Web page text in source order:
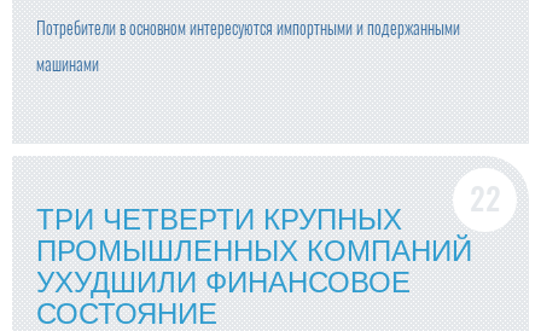
Потребители в основном интересуются импортными и подержанными
машинами
ТРИ ЧЕТВЕРТИ КРУПНЫХ
ПРОМЫШЛЕННЫХ КОМПАНИЙ
УХУДШИЛИ ФИНАНСОВОЕ
СОСТОЯНИЕ